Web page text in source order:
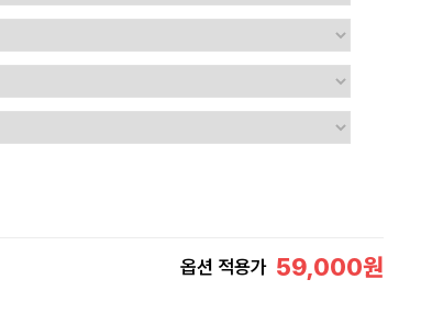
옵션 적용가 59,000원